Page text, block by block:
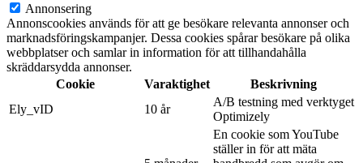
Annonsering
Annonscookies används för att ge besökare relevanta annonser och
marknadsföringskampanjer. Dessa cookies spårar besökare på olika
webbplatser och samlar in information för att tillhandahålla
skräddarsydda annonser.
Cookie
Varaktighet
Beskrivning
Ely_vID
10 år
A/B testning med verktyget
Optimizely
En cookie som YouTube
ställer in för att mäta